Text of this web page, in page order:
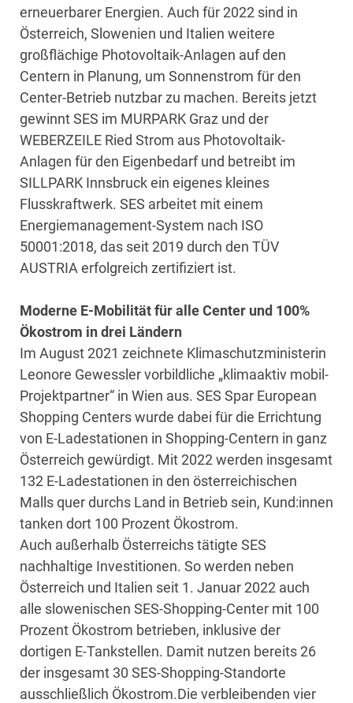
erneuerbarer Energien. Auch für 2022 sind in
Österreich, Slowenien und Italien weitere
großflächige Photovoltaik-Anlagen auf den
Centern in Planung, um Sonnenstrom für den
Center-Betrieb nutzbar zu machen. Bereits jetzt
gewinnt SES im MURPARK Graz und der
WEBERZEILE Ried Strom aus Photovoltaik-
Anlagen für den Eigenbedarf und betreibt im
SILLPARK Innsbruck ein eigenes kleines
Flusskraftwerk. SES arbeitet mit einem
Energiemanagement-System nach ISO
50001:2018, das seit 2019 durch den TÜV
AUSTRIA erfolgreich zertifiziert ist.
Moderne E-Mobilität für alle Center und 100%
Ökostrom in drei Ländern
Im August 2021 zeichnete Klimaschutzministerin
Leonore Gewessler vorbildliche „klimaaktiv mobil-
Projektpartner“ in Wien aus. SES Spar European
Shopping Centers wurde dabei für die Errichtung
von E-Ladestationen in Shopping-Centern in ganz
Österreich gewürdigt. Mit 2022 werden insgesamt
132 E-Ladestationen in den österreichischen
Malls quer durchs Land in Betrieb sein, Kund:innen
tanken dort 100 Prozent Ökostrom.
Auch außerhalb Österreichs tätigte SES
nachhaltige Investitionen. So werden neben
Österreich und Italien seit 1. Januar 2022 auch
alle slowenischen SES-Shopping-Center mit 100
Prozent Ökostrom betrieben, inklusive der
dortigen E-Tankstellen. Damit nutzen bereits 26
der insgesamt 30 SES-Shopping-Standorte
ausschließlich Ökostrom.Die verbleibenden vier